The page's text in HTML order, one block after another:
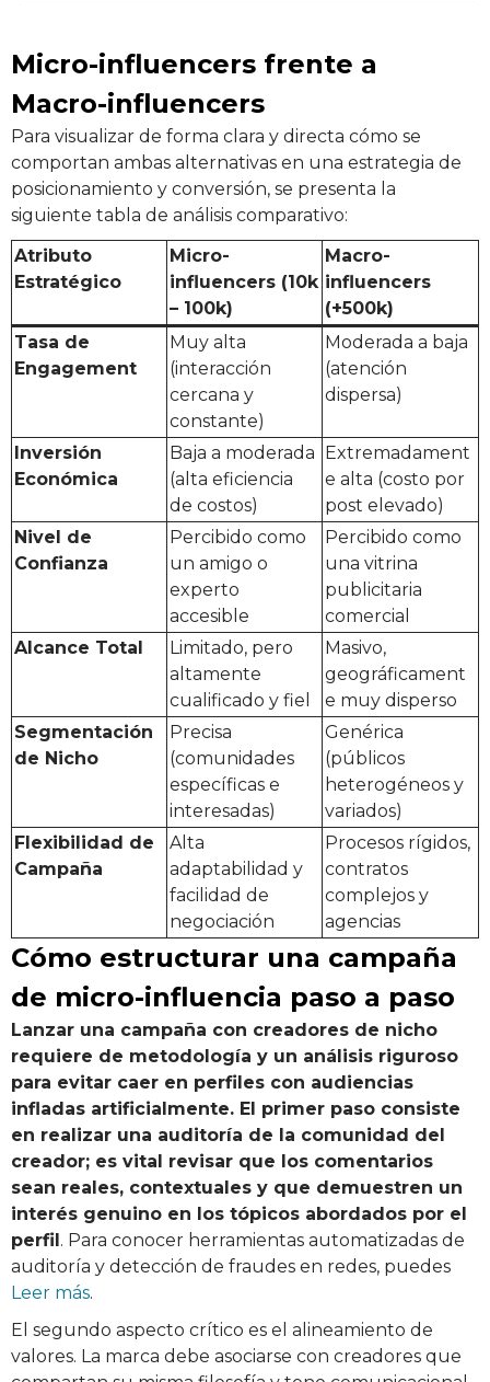
Micro-influencers frente a
Macro-influencers
Para visualizar de forma clara y directa cómo se
comportan ambas alternativas en una estrategia de
posicionamiento y conversión, se presenta la
siguiente tabla de análisis comparativo:
Atributo
Estratégico
Micro-
influencers (10k
– 100k)
Macro-
influencers
(+500k)
Tasa de
Engagement
Muy alta
(interacción
cercana y
constante)
Moderada a baja
(atención
dispersa)
Inversión
Económica
Baja a moderada
(alta eficiencia
de costos)
Extremadament
e alta (costo por
post elevado)
Nivel de
Confianza
Percibido como
un amigo o
experto
accesible
Percibido como
una vitrina
publicitaria
comercial
Alcance Total
Limitado, pero
altamente
cualificado y fiel
Masivo,
geográficament
e muy disperso
Segmentación
de Nicho
Precisa
(comunidades
específicas e
interesadas)
Genérica
(públicos
heterogéneos y
variados)
Flexibilidad de
Campaña
Alta
adaptabilidad y
facilidad de
negociación
Procesos rígidos,
contratos
complejos y
agencias
Cómo estructurar una campaña
de micro-influencia paso a paso
Lanzar una campaña con creadores de nicho
requiere de metodología y un análisis riguroso
para evitar caer en perfiles con audiencias
infladas artificialmente. El primer paso consiste
en realizar una auditoría de la comunidad del
creador; es vital revisar que los comentarios
sean reales, contextuales y que demuestren un
interés genuino en los tópicos abordados por el
perfil . Para conocer herramientas automatizadas de
auditoría y detección de fraudes en redes, puedes
Leer más.
El segundo aspecto crítico es el alineamiento de
valores. La marca debe asociarse con creadores que